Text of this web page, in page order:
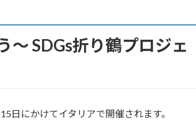
～ SDGs折り鶴プロジェ
日にかけてイタリアで開催されます。